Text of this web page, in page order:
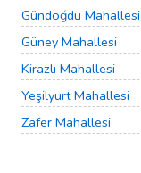
Gündoğdu Mahallesi
Güney Mahallesi
Kirazlı Mahallesi
Yeşilyurt Mahallesi
Zafer Mahallesi